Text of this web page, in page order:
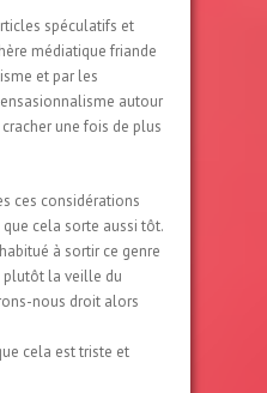
spéculatifs et
médiatique friande
et par les
autour
une fois de plus
ces considérations
cela sorte aussi tôt.
à sortir ce genre
plutôt la veille du
nous droit alors
cela est triste et